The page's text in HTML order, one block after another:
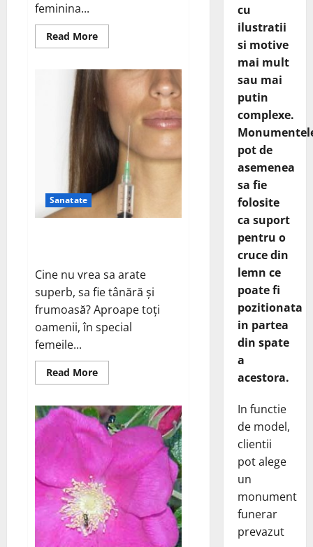
feminina...
Read MoreRead
more
sanatatea
sanilor
Sanatate
Cine nu vrea sa arate
superb, sa fie tânără și
frumoasă? Aproape toți
oamenii, în special
femeile...
Read MoreRead
more
in
frumusete
de
care
feresti
cu
ilustratii
si motive
mai mult
sau mai
putin
complexe.
pot de
asemenea
sa fie
folosite
ca suport
pentru o
cruce din
lemn ce
poate fi
pozitionata
in partea
din spate
a
acestora.
In functie
de model,
clientii
pot alege
un
monument
funerar
prevazut